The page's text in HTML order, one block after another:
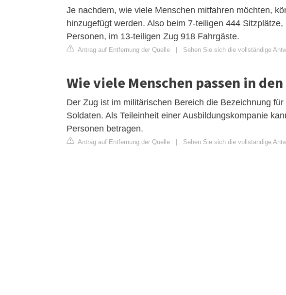
Je nachdem, wie viele Menschen mitfahren möchten,
hinzugefügt werden. Also beim 7-teiligen 444
Personen, im 13-teiligen Zug 918 Fahrgäste.
Antrag auf Entfernung der Quelle Sehen Sie sich die vollständige
Wie viele Menschen passen in den
Der Zug ist im militärischen Bereich die Bezeichnung
Soldaten. Als Teileinheit einer Ausbildungskompanie
Personen betragen.
Antrag auf Entfernung der Quelle Sehen Sie sich die vollständige